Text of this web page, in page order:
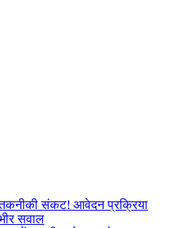
तकनीकी संकट! आवेदन प्रक्रिया
सवाल